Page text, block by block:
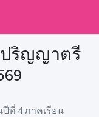
ริญญาตรี
ที่ 4 ภาคเรียน